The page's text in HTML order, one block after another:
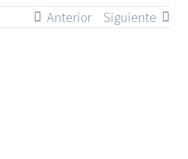
Anterior Siguiente